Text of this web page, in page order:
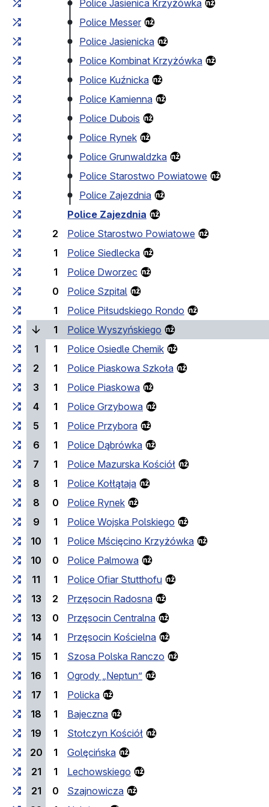
Police Jasienica Krzyżówka
Police Messer
Police Jasienicka
Police Kombinat Krzyżówka
Police Kuźnicka
Police Kamienna
Police Dubois
Police Rynek
Police Grunwaldzka
Police Starostwo Powiatowe
Police Zajezdnia
Police Zajezdnia
2
Police Starostwo Powiatowe
1
Police Siedlecka
1
Police Dworzec
0
Police Szpital
1
Police Piłsudskiego Rondo
1
Police Wyszyńskiego
1
1
Police Osiedle Chemik
2
1
Police Piaskowa Szkoła
3
1
Police Piaskowa
4
1
Police Grzybowa
5
1
Police Przybora
6
1
Police Dąbrówka
7
1
Police Mazurska Kościół
8
1
Police Kołłątaja
8
0
Police Rynek
9
1
Police Wojska Polskiego
10
1
Police Mścięcino Krzyżówka
10
0
Police Palmowa
11
1
Police Ofiar Stutthofu
13
2
Przęsocin Radosna
13
0
Przęsocin Centralna
14
1
Przęsocin Kościelna
15
1
Szosa Polska Ranczo
16
1
Ogrody „Neptun”
17
1
Policka
18
1
Bajeczna
19
1
Stołczyn Kościół
20
1
Golęcińska
21
1
Lechowskiego
21
0
Szajnowicza